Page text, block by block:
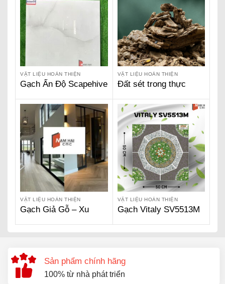
VẬT LIỆU HOÀN THIỆN
Gạch Ấn Độ Scapehive
Bianco SG 8809
VẬT LIỆU HOÀN THIỆN
Đất sét trong thực
VẬT LIỆU HOÀN THIỆN
Gạch Giả Gỗ – Xu
VẬT LIỆU HOÀN THIỆN
Gạch Vitaly SV5513M
Sản phẩm chính hãng
100% từ nhà phát triển